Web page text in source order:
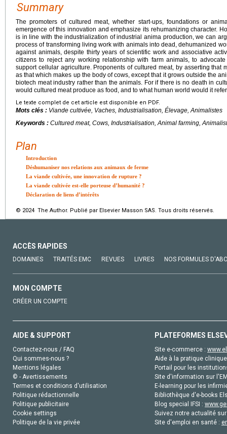
Summary
The promoters of cultured meat, whether start-ups, foundations or
emergence of this innovation and emphasize its rehumanizing character.
is in line with the industrialization of industrial anima production, we can
process of transforming living work with animals into dead, dehumanized
against animals, despite thirty years of scientific work and associative
citizens to reject any working relationship with farm animals, to
support cellular agriculture. Proponents of cultured meat, by asserting that
as that which makes up the body of cows, except that it grows outside the
biotech meat industry rather than the animals. For if there is no death in
would cultured meat produce as food, and to what human world would it
Le texte complet de cet article est disponible en PDF.
Mots clés : Viande cultivée, Vaches, Industrialisation, Élevage, Animalistes
Keywords : Cultured meat, Cows, Industrialisation, Animal farming,
Plan
Introduction
Déshumaniser nos relations aux animaux de ferme
La viande cultivée, une innovation de rupture ?
La viande cultivée est-elle porteuse d’humanité ?
Déclaration de liens d’intérêts
© 2024 The Author. Publié par Elsevier Masson SAS. Tous droits réservés.
ACCÈS RAPIDES
DOMAINES TRAITÉS EMC REVUES LIVRES NOS FORMULES
MON COMPTE
CRÉER UN COMPTE
AIDE & SUPPORT
Contactez-nous / FAQ
Qui sommes-nous ?
Mentions légales
© - Avertissements
Termes et conditions d'utilisation
Politique rédactionnelle
Politique publicitaire
Cookie settings
Politique de la vie privée
PLATEFORMES
Site e-commerce :
Aide à la pratique
Portail pour les
Site d'information sur
E-learning pour les
Bibliothèque d'e-books
Blog special IFSI :
Suivez notre actualité
Site d'emploi en santé :